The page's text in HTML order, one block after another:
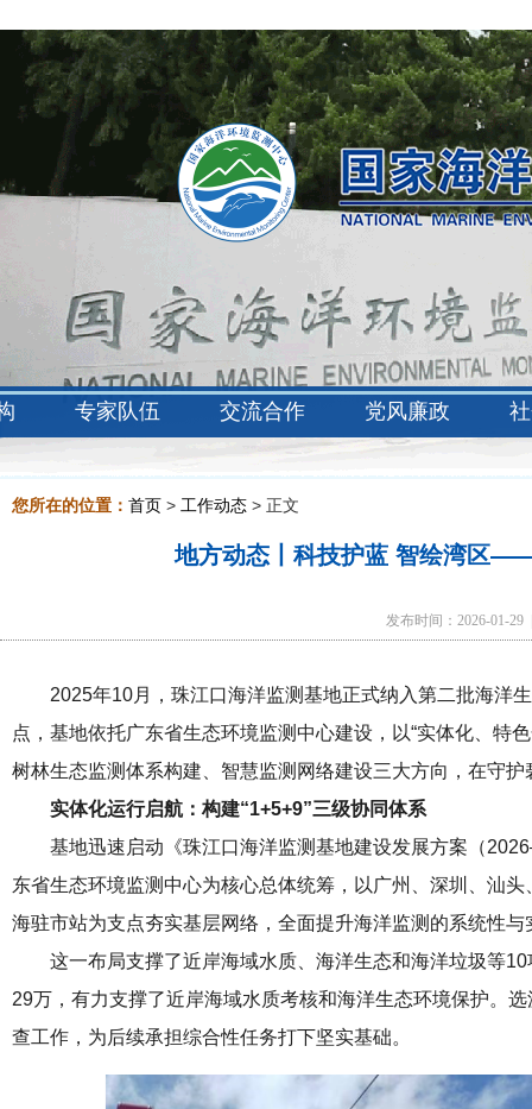
专家队伍 交流合作 党风廉政
您所在的位置： 首页 > 工作动态 > 正文
地方动态丨科技护蓝 智绘湾区
发布时间：2026-01-
2025年10月，珠江口海洋监测基地正式纳入第二批海洋
点，基地依托广东省生态环境监测中心建设，以“实体化、特
树林生态监测体系构建、智慧监测网络建设三大方向，在守
实体化运行启航：构建“1+5+9”三级协同体系
基地迅速启动《珠江口海洋监测基地建设发展方案（
东省生态环境监测中心为核心总体统筹，以广州、深圳、汕
海驻市站为支点夯实基层网络，全面提升海洋监测的系统性与
这一布局支撑了近岸海域水质、海洋生态和海洋垃圾等
29万，有力支撑了近岸海域水质考核和海洋生态环境保护。
查工作，为后续承担综合性任务打下坚实基础。